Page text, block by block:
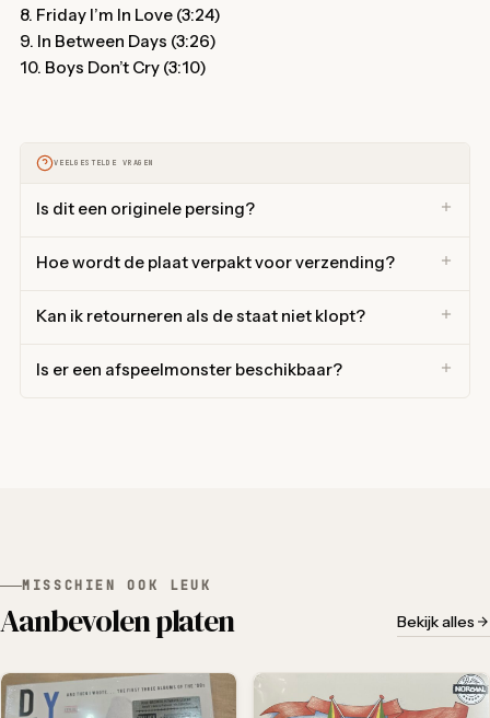
8. Friday I’m In Love (3:24)
9. In Between Days (3:26)
10. Boys Don’t Cry (3:10)
VEELGESTELDE VRAGEN
Is dit een originele persing?
Hoe wordt de plaat verpakt voor verzending?
Kan ik retourneren als de staat niet klopt?
Is er een afspeelmonster beschikbaar?
MISSCHIEN OOK LEUK
Aanbevolen platen Bekijk alles